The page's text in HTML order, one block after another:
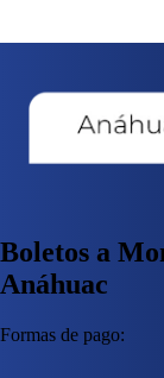
Boletos a
Anáhuac
Formas de pago: